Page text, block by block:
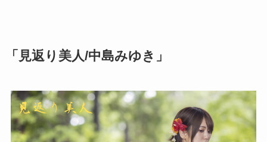
「見返り美人/中島みゆき」